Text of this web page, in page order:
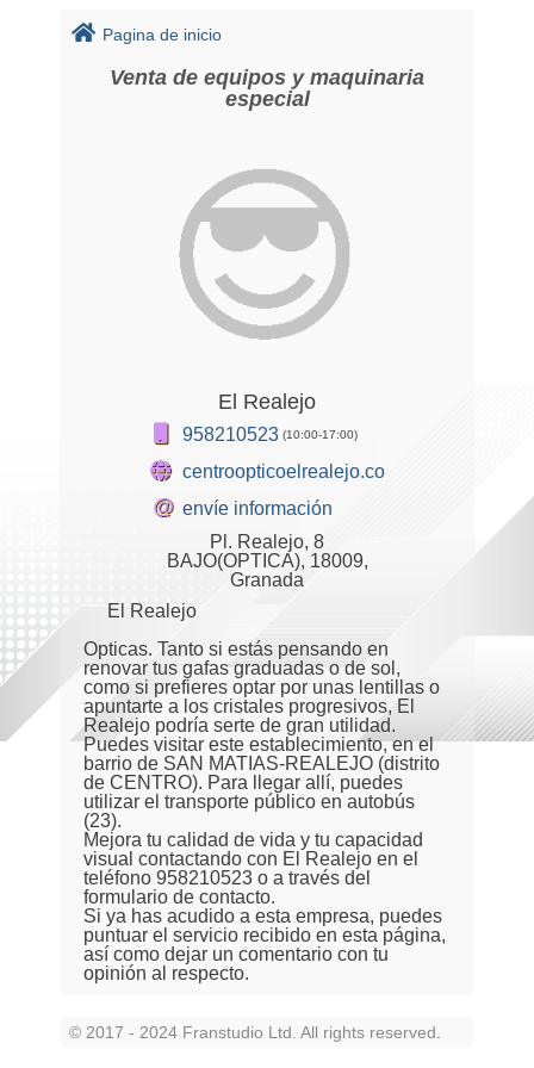
Pagina de inicio
Venta de equipos y maquinaria
especial
El Realejo
958210523 (10:00-17:00)
centroopticoelrealejo.com
@ envíe información
Pl. Realejo, 8
BAJO(OPTICA), 18009,
Granada
El Realejo
Opticas. Tanto si estás pensando en
renovar tus gafas graduadas o de sol,
como si prefieres optar por unas lentillas o
apuntarte a los cristales progresivos, El
Realejo podría serte de gran utilidad.
Puedes visitar este establecimiento, en el
barrio de SAN MATIAS-REALEJO (distrito
de CENTRO). Para llegar allí, puedes
utilizar el transporte público en autobús
(23).
Mejora tu calidad de vida y tu capacidad
visual contactando con El Realejo en el
teléfono 958210523 o a través del
formulario de contacto.
Si ya has acudido a esta empresa, puedes
puntuar el servicio recibido en esta página,
así como dejar un comentario con tu
opinión al respecto.
© 2017 - 2024 Franstudio Ltd. All rights reserved